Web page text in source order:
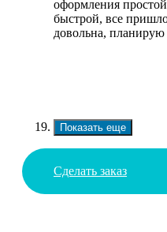
оформления
быстрой, все
довольна, планирую
Показать еще
Сделать заказ